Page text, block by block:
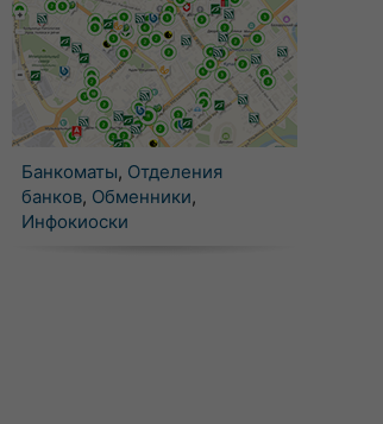
Банкоматы, Отделения
банков, Обменники,
Инфокиоски